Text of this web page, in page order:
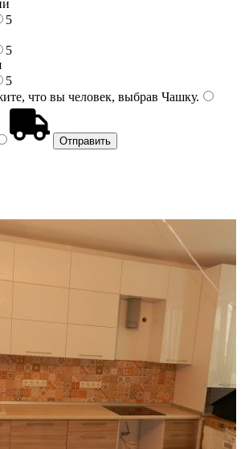
5
5
5
что вы человек, выбрав Чашку.